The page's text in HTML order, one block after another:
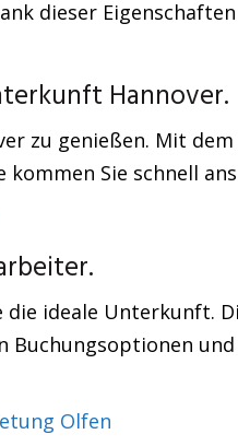
dieser
Hannover.
zu genießen. Mit dem
Sie schnell
ideale Unterkunft.
Buchungsoptionen
Olfen